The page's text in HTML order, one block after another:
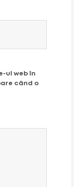
ul web în
când o